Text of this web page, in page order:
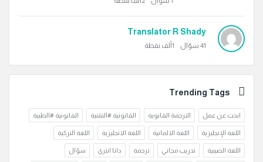
Translator R Shady
41 سؤال 1ألف نقطة
Trending Tags
ابحث عن عمل الترجمة القانوية القانونية #التقنية القانونية #الطبية
اللغة الإنجليزية اللغة الالمانية اللغة الانجليزية اللغة التركية
اللغة الصينية تدريب مجاني ترجمة داتا انتري سؤال